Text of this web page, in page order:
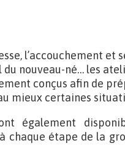
l’accouchement et
du nouveau-né… les
conçus afin de
mieux certaines
également
chaque étape de la